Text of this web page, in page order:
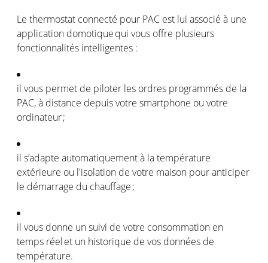
Le thermostat connecté pour PAC est lui associé à une
application domotiquequi vous offre plusieurs
fonctionnalités intelligentes :
il vous permet de piloter les ordres programmés de la
PAC, à distance depuisvotre smartphone ou votre
ordinateur;
il s’adapte automatiquementà latempérature
extérieure ou l'isolation de votre maison pouranticiper
le démarrage du chauffage;
il vous donne unsuivi de votre consommation en
temps réelet un historique de vos données de
température.